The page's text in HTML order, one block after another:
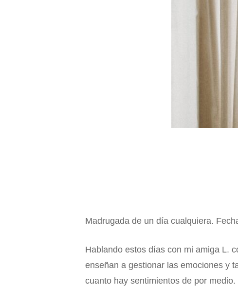
Madrugada de un día cualquiera.
Hablando estos días con mi amiga L.
enseñan a gestionar las emociones y
cuanto hay sentimientos de por medio.